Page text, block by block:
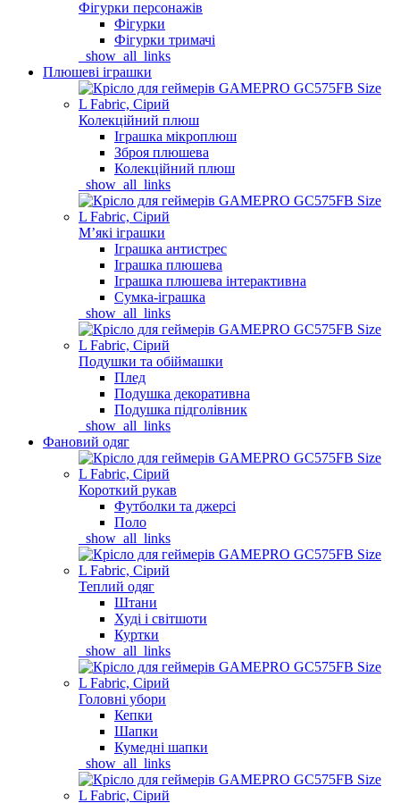
Фігурки персонажів
Фігурки
Фігурки тримачі
_show_all_links
Плюшеві іграшки
Колекційний плюш
Іграшка мікроплюш
Зброя плюшева
Колекційний плюш
_show_all_links
Мʼякі іграшки
Іграшка антистрес
Іграшка плюшева
Іграшка плюшева інтерактивна
Сумка-іграшка
_show_all_links
Подушки та обіймашки
Плед
Подушка декоративна
Подушка підголівник
_show_all_links
Фановий одяг
Короткий рукав
Футболки та джерсі
Поло
_show_all_links
Теплий одяг
Штани
Худі і світшоти
Куртки
_show_all_links
Головні убори
Кепки
Шапки
Кумедні шапки
_show_all_links